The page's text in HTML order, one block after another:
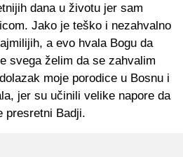
dana u životu jer sam
Jako je teško i nezahvalno
a evo hvala Bogu da
svega želim da se zahvalim
moje porodice u Bosnu i
jer su učinili velike napore da
presretni Badji.